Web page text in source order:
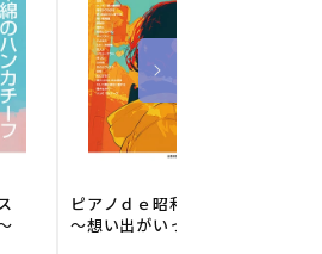
ピアノｄｅ昭和ポップス
～想い出がいっぱい～